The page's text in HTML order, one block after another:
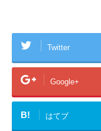
Twitter
Google+
B! はてブ